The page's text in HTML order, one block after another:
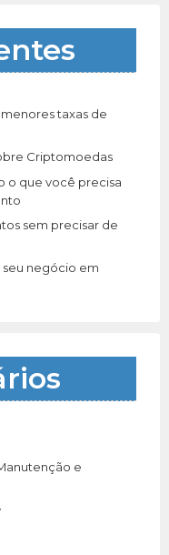
taxas de
Criptomoedas
o que você precisa
sem precisar de
seu negócio em
e